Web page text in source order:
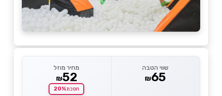
שווי הטבה
₪65
מחיר מוזל
₪52
חסכת20%